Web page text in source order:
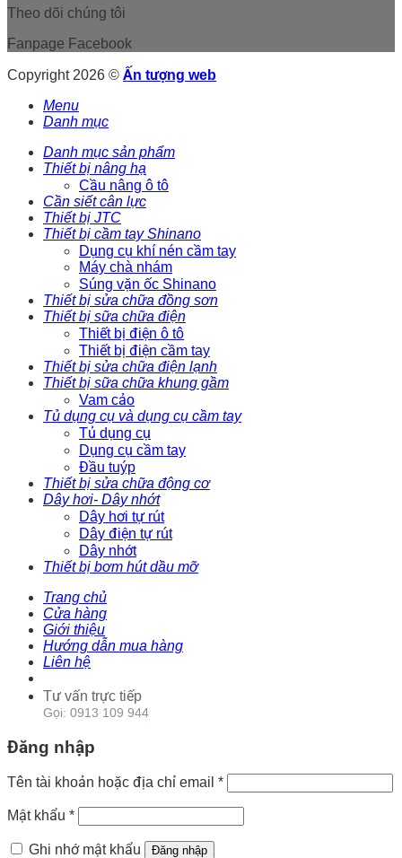
Theo dõi chúng tôi
Fanpage Facebook
Copyright 2026 © Ấn tượng web
Menu
Danh mục
Danh mục sản phẩm
Thiết bị nâng hạ
Cầu nâng ô tô
Cần siết cân lực
Thiết bị JTC
Thiết bị cầm tay Shinano
Dụng cụ khí nén cầm tay
Máy chà nhám
Súng vặn ốc Shinano
Thiết bị sửa chữa đồng sơn
Thiết bị sữa chữa điện
Thiết bị điện ô tô
Thiết bị điện cầm tay
Thiết bị sửa chữa điện lạnh
Thiết bị sữa chữa khung gầm
Vam cảo
Tủ dụng cụ và dụng cụ cầm tay
Tủ dụng cụ
Dụng cụ cầm tay
Đầu tuýp
Thiết bị sửa chữa động cơ
Dây hơi- Dây nhớt
Dây hơi tự rút
Dây điện tự rút
Dây nhớt
Thiết bị bơm hút dầu mỡ
Trang chủ
Cửa hàng
Giới thiệu
Hướng dẫn mua hàng
Liên hệ
Tư vấn trực tiếp
Gọi: 0913 109 944
Đăng nhập
Tên tài khoản hoặc địa chỉ email *
Mật khẩu *
Ghi nhớ mật khẩu Đăng nhập